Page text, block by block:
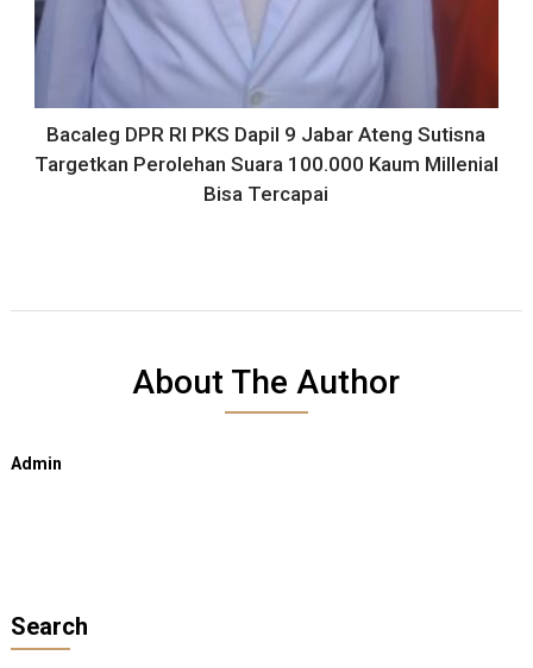
Bacaleg DPR RI PKS Dapil 9 Jabar Ateng Sutisna
Targetkan Perolehan Suara 100.000 Kaum Millenial
Bisa Tercapai
About The Author
Admin
Search